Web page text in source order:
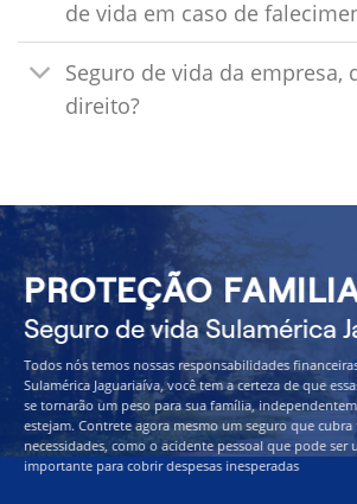
de vida em caso de
Seguro de vida da empresa,
direito?
PROTEÇÃO
Seguro de vida Sulamérica
Todos nós temos nossas responsabilidades
Sulamérica Jaguariaíva, você tem a certeza de que
se tornarão um peso para sua família,
estejam. Contrete agora mesmo um seguro que cubra
necessidades, como o acidente pessoal que pode ser
importante para cobrir despesas inesperadas